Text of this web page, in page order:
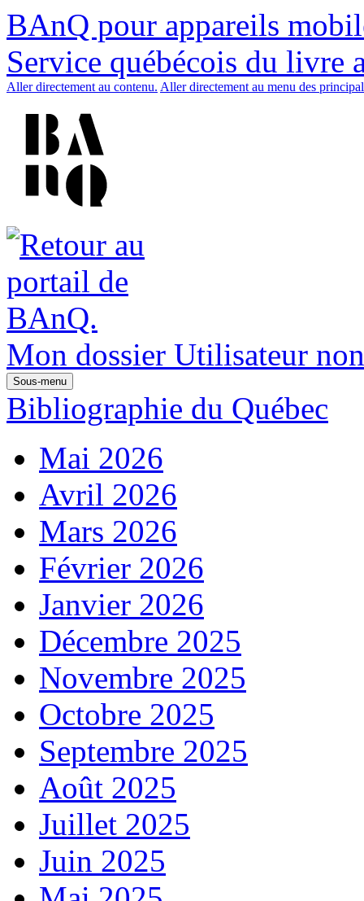
BAnQ pour appareils
Service québécois du livre
Aller directement au contenu. Aller directement au menu des
Mon dossier Utilisateur
Sous-menu
Bibliographie du Québec
Mai 2026
Avril 2026
Mars 2026
Février 2026
Janvier 2026
Décembre 2025
Novembre 2025
Octobre 2025
Septembre 2025
Août 2025
Juillet 2025
Juin 2025